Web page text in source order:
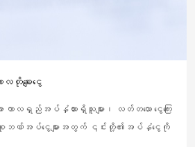
တိုချေးငွေ
ကာလရှည်အပ်နှံထားရှိသူများ၊ လတ်တလော ငွေကြေး
ဘဏ်အပ်ငွေများအတွက် ၎င်းတို့၏အပ်နှံငွေကို